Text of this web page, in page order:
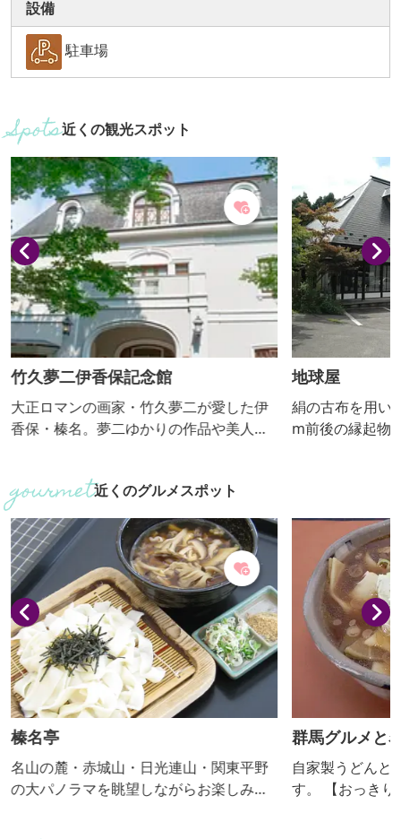
設備
駐車場
近くの観光スポット
竹久夢二伊香保記念館
大正ロマンの画家・竹久夢二が愛した伊
香保・榛名。夢二ゆかりの作品や美人
地球屋
絹の古布を用い
m前後の縁起物
近くのグルメスポット
榛名亭
名山の麓・赤城山・日光連山・関東平野
の大パノラマを眺望しながらお楽しみく
群馬グルメと
自家製うどんと
す。 【おっ